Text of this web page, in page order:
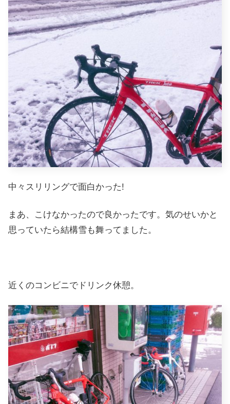
中々スリリングで面白かった!
まあ、こけなかったので良かったです。気のせいかと
思っていたら結構雪も舞ってました。
近くのコンビニでドリンク休憩。